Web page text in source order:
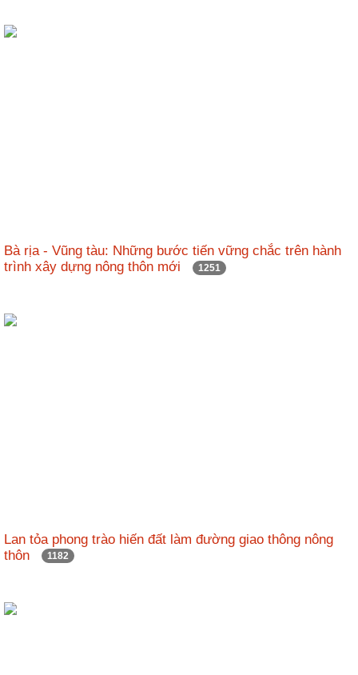
Bà rịa - Vũng tàu: Những bước tiến vững chắc trên hành
trình xây dựng nông thôn mới
1251
Lan tỏa phong trào hiến đất làm đường giao thông nông
thôn
1182